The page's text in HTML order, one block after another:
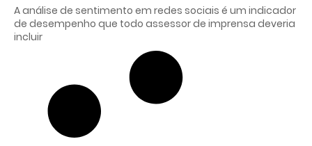
A análise de sentimento em redes sociais é um indicador
de desempenho que todo assessor de imprensa deveria
incluir